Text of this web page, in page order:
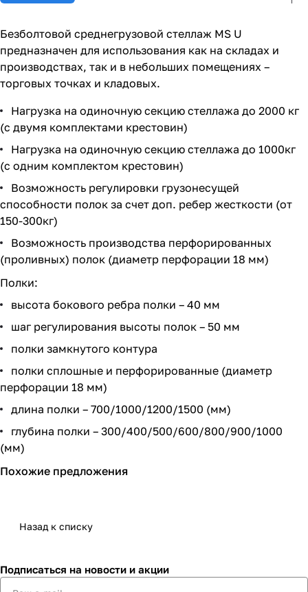
Безболтовой среднегрузовой стеллаж MS U
предназначен для использования как на складах и
производствах, так и в небольших помещениях –
торговых точках и кладовых.
Нагрузка на одиночную секцию стеллажа до 2000 кг
(с двумя комплектами крестовин)
Нагрузка на одиночную секцию стеллажа до 1000кг
(с одним комплектом крестовин)
Возможность регулировки грузонесущей
способности полок за счет доп. ребер жесткости (от
150-300кг)
Возможность производства перфорированных
(проливных) полок (диаметр перфорации 18 мм)
Полки:
высота бокового ребра полки – 40 мм
шаг регулирования высоты полок – 50 мм
полки замкнутого контура
полки сплошные и перфорированные (диаметр
перфорации 18 мм)
длина полки – 700/1000/1200/1500 (мм)
глубина полки – 300/400/500/600/800/900/1000
(мм)
Похожие предложения
Назад к списку
Подписаться на новости и акции